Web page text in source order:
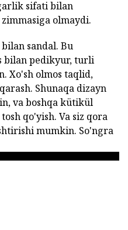
sifati bilan
olmaydi.
sandal. Bu
bilan pedikyur, turli
Xo'sh olmos taqlid,
Shunaqa dizayn
va boshqa kütikül
qo'yish. Va siz qora
mumkin. So'ngra